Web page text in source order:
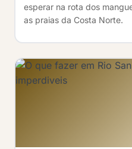
esperar na rota dos
as praias da Costa Norte.